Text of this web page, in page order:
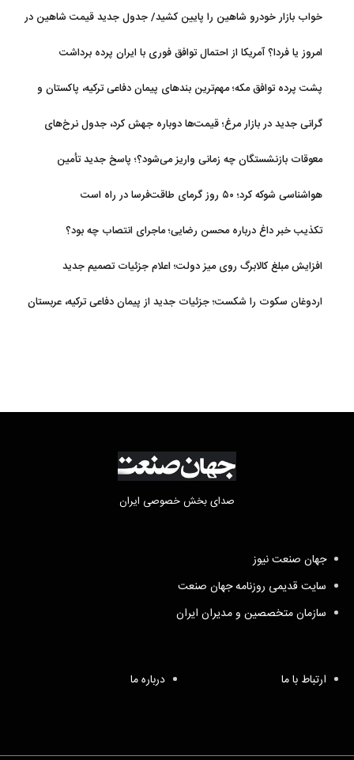
خواب بازار خودرو شاهین را پایین کشید/ جدول جدید قیمت شاهین در
امروز یا فردا؟ آمریکا از احتمال توافق فوری با ایران پرده برداشت
پشت پرده توافق مکه؛ مهم‌ترین بندهای پیمان دفاعی ترکیه، پاکستان و
گرانی جدید در بازار مرغ؛ قیمت‌ها دوباره جهش کرد، جدول نرخ‌های
معوقات بازنشستگان چه زمانی واریز می‌شود؟؛ پاسخ جدید تأمین
هواشناسی شوکه کرد؛ ۵۰ روز گرمای طاقت‌فرسا در راه است
تکذیب خبر داغ درباره محسن رضایی؛ ماجرای انتصاب چه بود؟
افزایش مبلغ کالابرگ روی میز دولت؛ اعلام جزئیات تصمیم جدید
اردوغان سکوت را شکست؛ جزئیات جدید از پیمان دفاعی ترکیه، عربستان
صدای بخش خصوصی ایران
جهان صنعت نیوز
سایت قدیمی روزنامه جهان صنعت
سازمان متخصصین و مدیران ایران
ارتباط با ما درباره ما